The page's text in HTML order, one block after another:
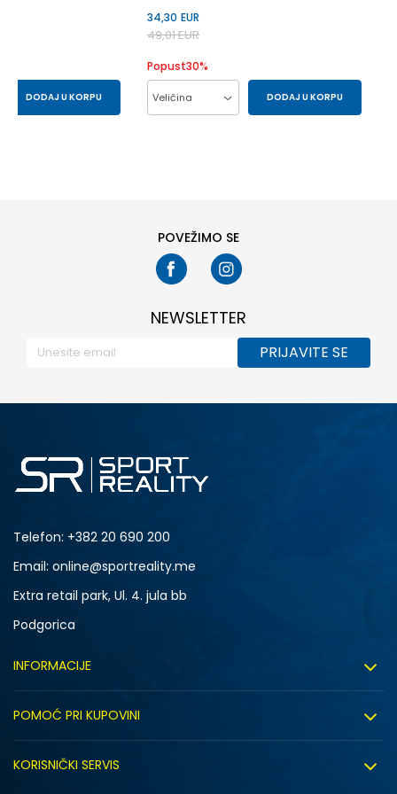
DODAJ U KORPU
34,30 EUR
49,01EUR
Popust30%
Veličina DODAJ U KORPU
POVEŽIMO SE
NEWSLETTER
PRIJAVITE SE
Telefon: +382 20 690 200
Email: online@sportreality.me
Extra retail park, Ul. 4. jula bb
Podgorica
INFORMACIJE
Zapošljavanje
POMOĆ PRI KUPOVINI
KORISNIČKI SERVIS